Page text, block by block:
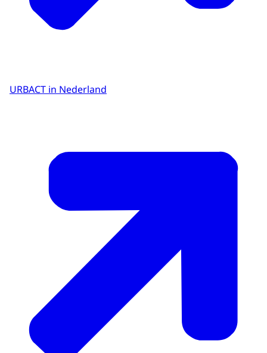
URBACT in Nederland